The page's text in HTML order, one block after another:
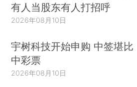
有人当股东有人打招呼
2026年08月10日
宇树科技开始申购 中签堪比
中彩票
2026年08月10日